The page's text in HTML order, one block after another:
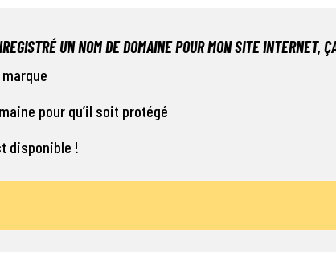
UN NOM DE DOMAINE POUR MON SITE INTERNET,
pour qu’il soit protégé
disponible !